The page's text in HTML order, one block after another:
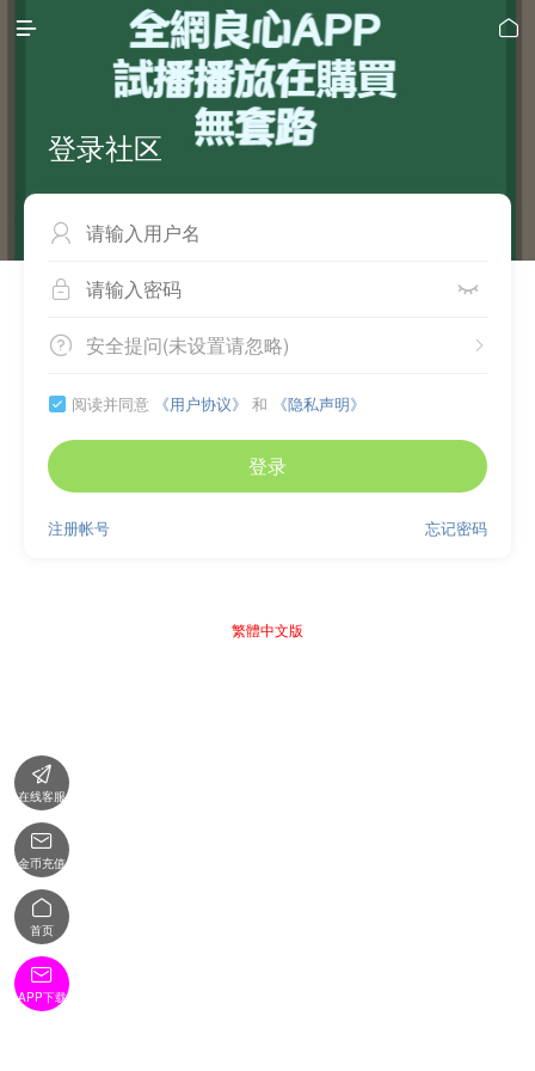
 
登录社区

 
 
安全提问(未设置请忽略)
 阅读并同意 《用户协议》 和 《隐私声明》
登录
忘记密码
注册帐号
繁體中文版

在线客服

金币充值

首页

APP下载